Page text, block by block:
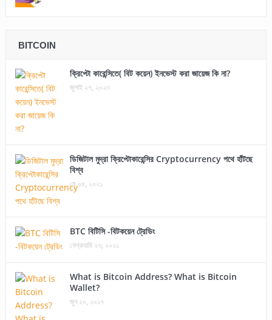
BITCOIN
ক্রিপ্টো কারেন্সিতে( বিট কয়েন) ইনভেস্ট করা জায়েজ কি না?
জুলাই ২৭, ২০২৩
ডিজিটাল মুদ্রা ক্রিপ্টোকারেন্সির Cryptocurrency পথে হাঁটছে
বিশ্ব
মে ০৫, ২০২১
BTC বিটিসি -বিটকয়েন ট্রেডিং
ফেব্রুয়ারি ২৩, ২০২১
What is Bitcoin Address? What is Bitcoin
Wallet?
জুন ২০, ২০১৭